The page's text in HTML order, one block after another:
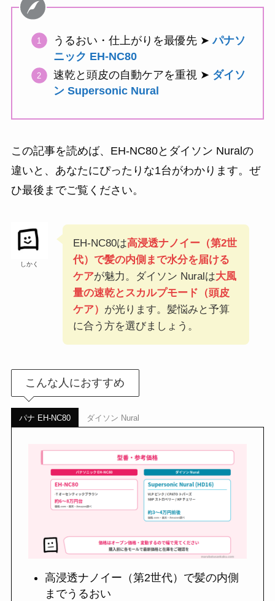
うるおい・仕上がりを最優先 ➤パナソ
ニック EH-NC80
速乾と頭皮の自動ケアを重視 ➤ ダイソ
ン Supersonic Nural
この記事を読めば、EH-NC80とダイソン Nuralの
違いと、あなたにぴったりな1台がわかります。ぜ
ひ最後までご覧ください。
しかく
EH-NC80は高浸透ナノイー（第2世
代）で髪の内側まで水分を届ける
ケアが魅力。ダイソン Nuralは大風
量の速乾とスカルプモード（頭皮
ケア） が光ります。髪悩みと予算
に合う方を選びましょう。
こんな人におすすめ
パナ EH-NC80 ダイソン Nural
高浸透ナノイー（第2世代）で髪の内側
までうるおい